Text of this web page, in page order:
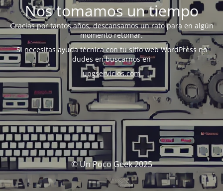
Nos tomamos un tiempo
Gracias por tantos años, descansamos un rato para en algún
momento retomar.
Si necesitas ayuda técnica con tu sitio web WordPress no
dudes en buscarnos en
upgservicios.com
© Un Poco Geek 2025